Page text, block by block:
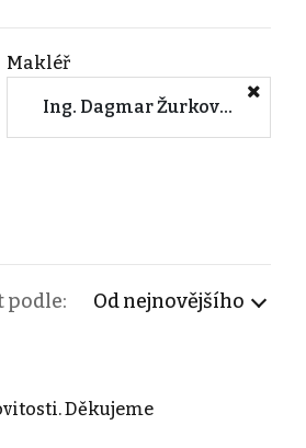
Makléř
Ing. Dagmar Žurková (M&M reality)
podle: Od nejnovějšího
Děkujeme